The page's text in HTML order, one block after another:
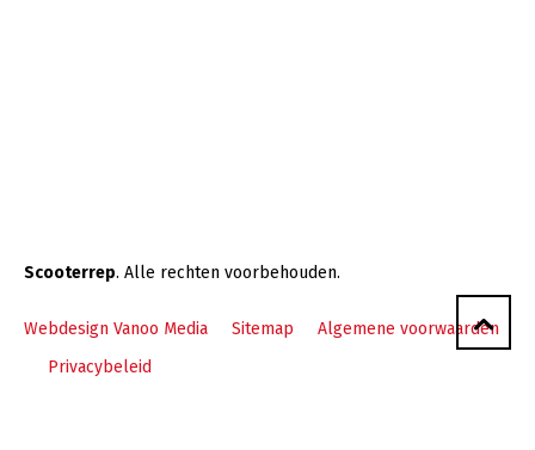
Scooterrep. Alle rechten voorbehouden.
Webdesign Vanoo Media Sitemap
Algemene voorwaarden
Privacybeleid